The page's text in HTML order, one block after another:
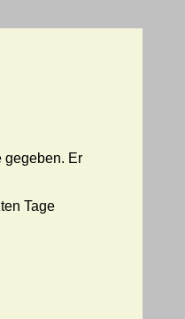
gegeben. Er
Tage